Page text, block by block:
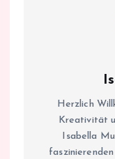
Herzlich
Kreativität
Isabella